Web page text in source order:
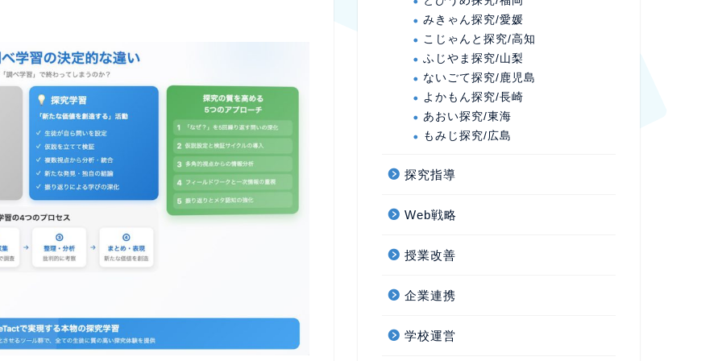
みきゃん探究/愛媛
こじゃんと探究/高知
ふじやま探究/山梨
ないごて探究/鹿児島
よかもん探究/長崎
あおい探究/東海
もみじ探究/広島
探究指導
Web戦略
授業改善
企業連携
学校運営